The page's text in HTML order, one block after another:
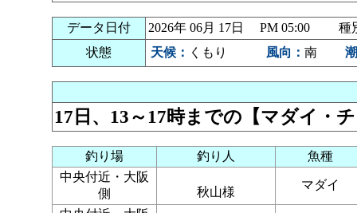
データ日付
2026年 06月 17日 PM 05:00 種
状態
天候： くもり 風向： 南
17日、13～17時までの【マダイ・
釣り場 釣り人
魚種
中央付近・大阪
側
秋山様
マダイ